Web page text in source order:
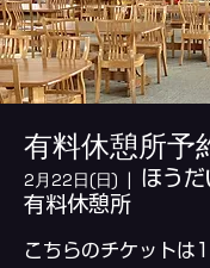
有料休憩所予
2月22日(日)
  |
ほう
有料休憩所
こちらのチケットは